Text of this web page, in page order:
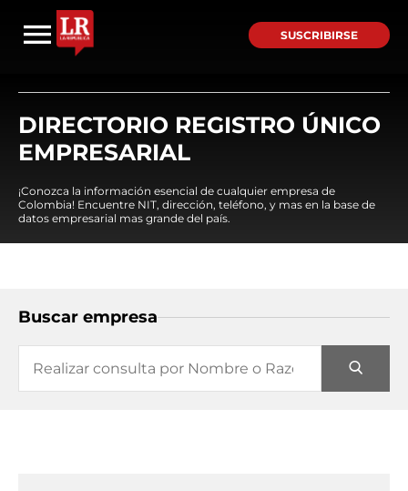
SUSCRIBIRSE
DIRECTORIO REGISTRO ÚNICO
EMPRESARIAL
¡Conozca la información esencial de cualquier empresa de
Colombia! Encuentre NIT, dirección, teléfono, y mas en la base de
datos empresarial mas grande del país.
Buscar empresa